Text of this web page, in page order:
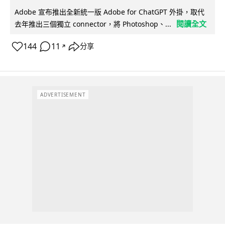
Adobe 宣布推出全新統一版 Adobe for ChatGPT 外掛，取代
去年推出三個獨立 connector，將 Photoshop、...
閱讀全文
144 11 ↗ 分享
ADVERTISEMENT